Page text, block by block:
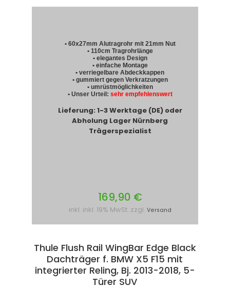
• 60x27mm Alutragrohr mit 21mm Nut
• 110cm Tragrohrlänge
• elegantes Design
• einfache Montage
• verriegelbare Abdeckkappen
• gummiert gegen Verkratzungen
• umrüstmöglichkeiten
• Unser Urteil: sehr empfehlenswert
Lieferung: 1-3 Werktage (DE) oder
Abholung Lager Nürnberg
Trägerspezialist
169,90 €
inkl. inkl. 19% MwSt. zzgl. Versand
Thule Flush Rail WingBar Edge Black
Dachträger f. BMW X5 F15 mit
integrierter Reling, Bj. 2013-2018, 5-
Türer SUV